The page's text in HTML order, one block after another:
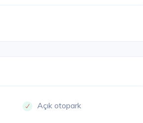
Açık otopark